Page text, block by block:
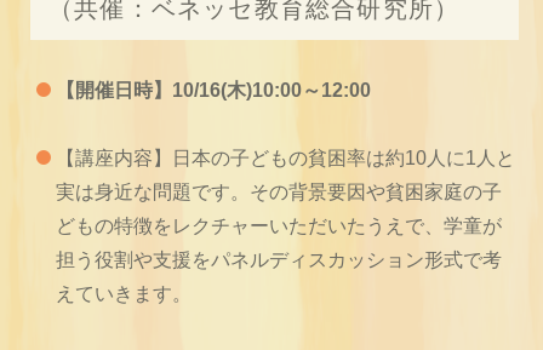
（共催：ベネッセ教育総合研究所）
【開催日時】10/16(木)10:00～12:00
【講座内容】日本の子どもの貧困率は約10人に1人と
実は身近な問題です。その背景要因や貧困家庭の子
どもの特徴をレクチャーいただいたうえで、学童が
担う役割や支援をパネルディスカッション形式で考
えていきます。